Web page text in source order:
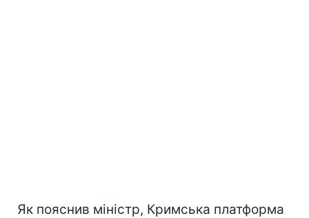
Як пояснив міністр, Кримська платформа